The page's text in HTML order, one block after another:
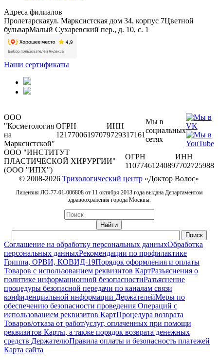
Адреса филиалов
Пролетарскаяул. Марксистская дом 34, корпус 7Цветной
бульварМалый Сухаревский пер., д. 10, с. 1
Наши сертификаты
ООО
"Косметология
на
Марксистской"
ОГРН
1217700619707
ИНН
9729317161
Мы в
социальных
сетях
ООО "ИНСТИТУТ
ПЛАСТИЧЕСКОЙ ХИРУРГИИ"
(ООО "ИПХ")
ОГРН
1107746124089
ИНН
7702725988
© 2008-2026 Трихологический центр «Доктор Волос»
Лицензия ЛО-77-01-006808 от 11 октября 2013 года выдана Департаментом
здравоохранения города Москвы.
Соглашение на обработку персональных данныхОбработка
персональных данныхРекомендации по профилактике
Гриппа, ОРВИ, КОВИД-19Порядок оформления и оплаты
Товаров с использованием реквизитов КартРазъяснения о
политике информационной безопасностиРазъяснение
процедуры безопасной передачи по каналам связи
конфиденциальной информации ДержателейМеры по
обеспечению безопасности проведения Операций с
использованием реквизитов КартПроцедура возврата
Товаров/отказа от работ/услуг, оплаченных при помощи
реквизитов Карты, а также порядок возврата денежных
средств ДержателюПравила оплаты и безопасность платежей
Карта сайта